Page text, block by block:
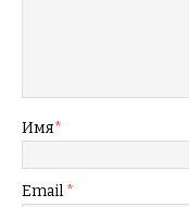
Имя*
Email *